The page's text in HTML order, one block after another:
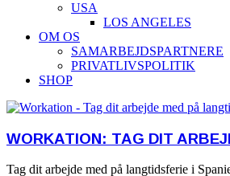
USA
LOS ANGELES
OM OS
SAMARBEJDSPARTNERE
PRIVATLIVSPOLITIK
SHOP
WORKATION: TAG DIT
Tag dit arbejde med på langtidsferie i